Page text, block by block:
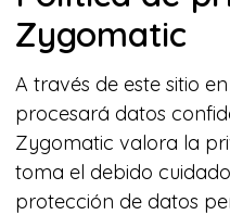
Zygomatic
A través de este sitio
procesará datos
Zygomatic valora la
toma el debido
protección de datos